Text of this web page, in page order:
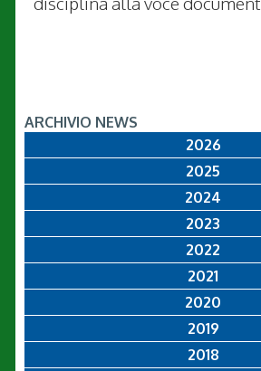
ARCHIVIO NEWS
2026
2025
2024
2023
2022
2021
2020
2019
2018